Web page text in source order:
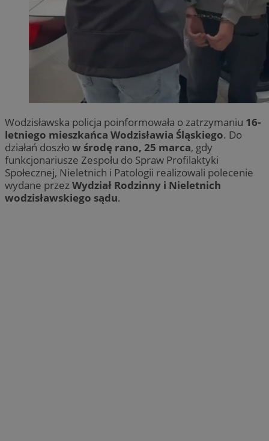
Wodzisławska policja poinformowała o zatrzymaniu 16-
letniego mieszkańca Wodzisławia Śląskiego. Do
działań doszłow środę rano, 25 marca, gdy
funkcjonariusze Zespołu do Spraw Profilaktyki
Społecznej, Nieletnich i Patologii realizowali polecenie
wydane przezWydział Rodzinny i Nieletnich
wodzisławskiego sądu.